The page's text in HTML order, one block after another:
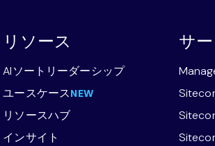
リソース
AIソートリーダーシップ
ユースケースNEW
リソースハブ
インサイト
サ